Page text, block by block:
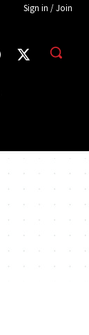
Sign in / Join